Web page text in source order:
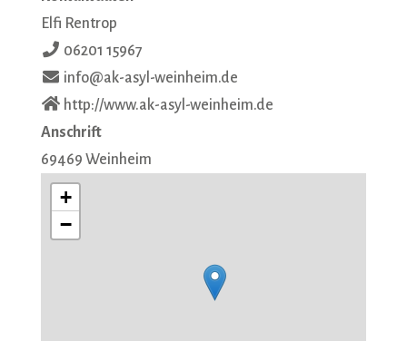
Elfi Rentrop
06201 15967
info@ak-asyl-weinheim.de
http://www.ak-asyl-weinheim.de
Anschrift
69469 Weinheim
+
−